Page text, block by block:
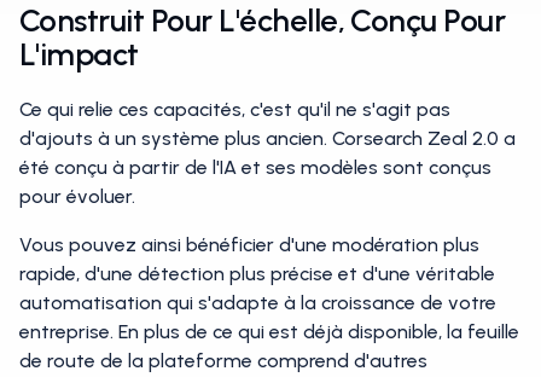
Construit Pour L'échelle, Conçu Pour
L'impact
Ce qui relie ces capacités, c'est qu'il ne s'agit pas
d'ajouts à un système plus ancien. Corsearch Zeal 2.0 a
été conçu à partir de l'IA et ses modèles sont conçus
pour évoluer.
Vous pouvez ainsi bénéficier d'une modération plus
rapide, d'une détection plus précise et d'une véritable
automatisation qui s'adapte à la croissance de votre
entreprise. En plus de ce qui est déjà disponible, la feuille
de route de la plateforme comprend d'autres